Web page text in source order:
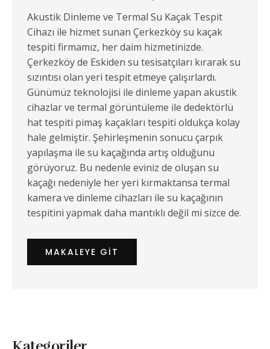
Akustik Dinleme ve Termal Su Kaçak Tespit
Cihazı ile hizmet sunan Çerkezköy su kaçak
tespiti firmamız, her daim hizmetinizde.
Çerkezköy de Eskiden su tesisatçıları kırarak su
sızıntısı olan yeri tespit etmeye çalışırlardı.
Günümüz teknolojisi ile dinleme yapan akustik
cihazlar ve termal görüntüleme ile dedektörlü
hat tespiti pimaş kaçakları tespiti oldukça kolay
hale gelmiştir. Şehirleşmenin sonucu çarpık
yapılaşma ile su kaçağında artış olduğunu
görüyoruz. Bu nedenle eviniz de oluşan su
kaçağı nedeniyle her yeri kırmaktansa termal
kamera ve dinleme cihazları ile su kaçağının
tespitini yapmak daha mantıklı değil mi sizce de.
MAKALEYE GIT